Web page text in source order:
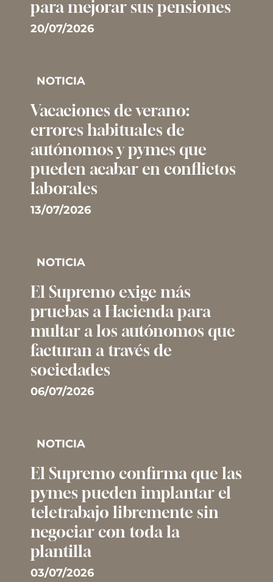
para mejorar sus pensiones
20/07/2026
NOTICIA
Vacaciones de verano:
errores habituales de
autónomos y pymes que
pueden acabar en conflictos
laborales
13/07/2026
NOTICIA
El Supremo exige más
pruebas a Hacienda para
multar a los autónomos que
facturan a través de
sociedades
06/07/2026
NOTICIA
El Supremo confirma que las
pymes pueden implantar el
teletrabajo libremente sin
negociar con toda la
plantilla
03/07/2026